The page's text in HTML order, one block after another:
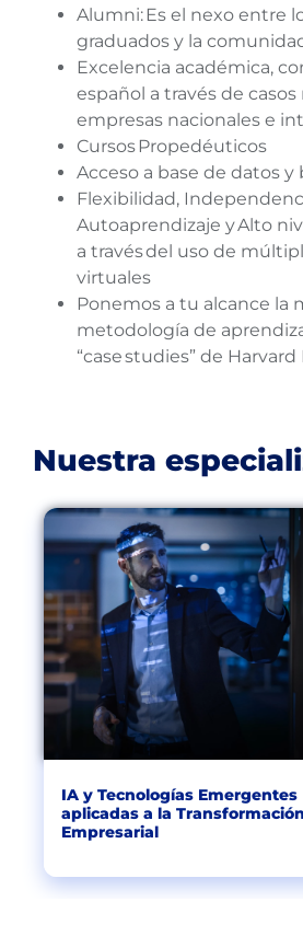
Alumni:Es el nexo entre
graduados y la
Excelencia académica,
español a través de
empresas nacionales e
Cursos Propedéuticos
Acceso a base de datos
Flexibilidad,
Autoaprendizaje yAlto
a travésdel uso de
virtuales
Ponemos a tu alcance la
metodología de
“case studies” de
Nuestra
IA y Tecnologías Emergentes
aplicadas a la Transformación
Empresarial